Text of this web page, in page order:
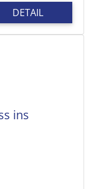
DETAIL
ins